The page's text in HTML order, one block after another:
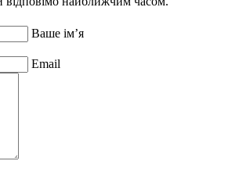
Ваше ім’я
Email